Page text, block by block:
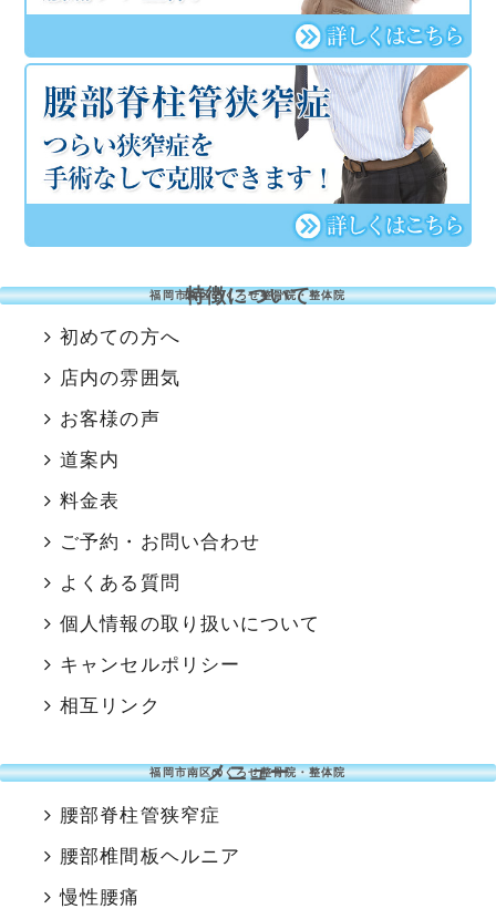
福岡市南区のくろせ整骨院・整体院
特徴について
初めての方へ
店内の雰囲気
お客様の声
道案内
料金表
ご予約・お問い合わせ
よくある質問
個人情報の取り扱いについて
キャンセルポリシー
相互リンク
福岡市南区のくろせ整骨院・整体院
メニュー
腰部脊柱管狭窄症
腰部椎間板ヘルニア
慢性腰痛